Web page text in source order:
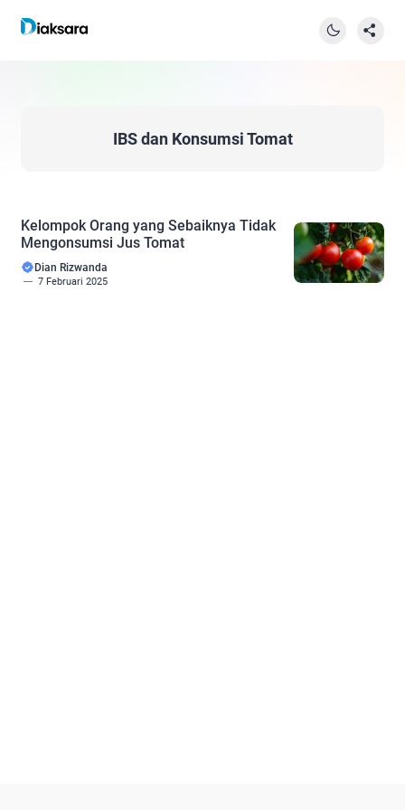
IBS dan Konsumsi Tomat
Kelompok Orang yang Sebaiknya Tidak
Mengonsumsi Jus Tomat
Dian Rizwanda
7 Februari 2025